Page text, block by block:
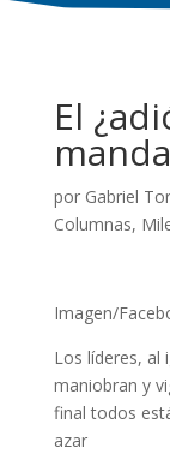
El
por Gabriel
Columnas,
Imagen/
Los líderes, al
maniobran y
final todos
azar